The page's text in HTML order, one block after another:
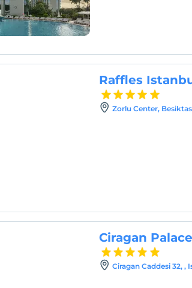
Raffles
Zorlu Center,
Ciragan
Ciragan Caddesi 32, ,